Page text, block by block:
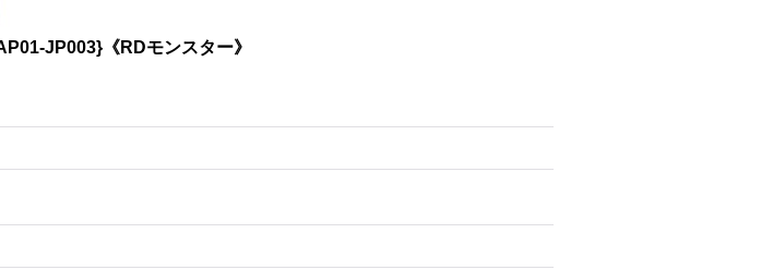
JP003}《RDモンスター》